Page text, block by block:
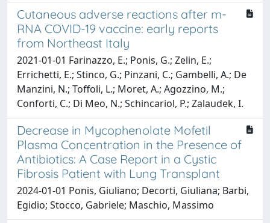
Cutaneous adverse reactions after m-
RNA COVID-19 vaccine: early reports
from Northeast Italy
2021-01-01 Farinazzo, E.; Ponis, G.; Zelin, E.;
Errichetti, E.; Stinco, G.; Pinzani, C.; Gambelli, A.; De
Manzini, N.; Toffoli, L.; Moret, A.; Agozzino, M.;
Conforti, C.; Di Meo, N.; Schincariol, P.; Zalaudek, I.
Decrease in Mycophenolate Mofetil
Plasma Concentration in the Presence of
Antibiotics: A Case Report in a Cystic
Fibrosis Patient with Lung Transplant
2024-01-01 Ponis, Giuliano; Decorti, Giuliana; Barbi,
Egidio; Stocco, Gabriele; Maschio, Massimo